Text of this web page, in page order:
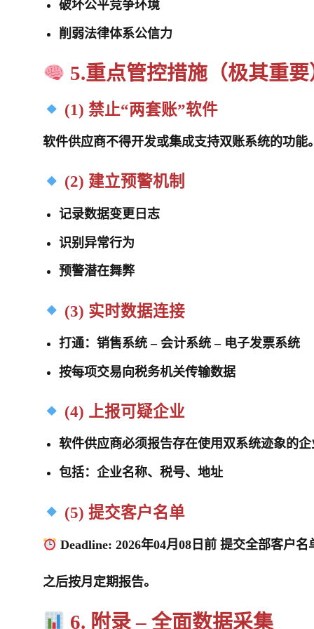
破坏公平竞争环境
削弱法律体系公信力
5.重点管控措施（极其重要
(1) 禁止“两套账”软件
软件供应商不得开发或集成支持双账系统的功能
(2) 建立预警机制
记录数据变更日志
识别异常行为
预警潜在舞弊
(3) 实时数据连接
打通：销售系统 – 会计系统 – 电子发票系统
按每项交易向税务机关传输数据
(4) 上报可疑企业
软件供应商必须报告存在使用双系统迹象的企
包括：企业名称、税号、地址
(5) 提交客户名单
Deadline:2026年04月08日前 提交全部客户名
之后按月定期报告。
6. 附录 – 全面数据采集